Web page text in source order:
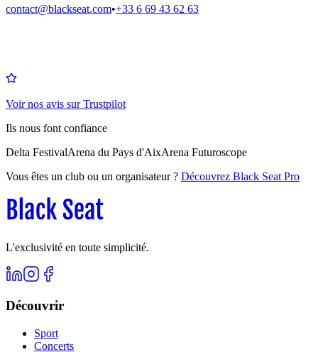
contact@blackseat.com•+33 6 69 43 62 63
Voir nos avis sur Trustpilot
Ils nous font confiance
Delta FestivalArena du Pays d'AixArena Futuroscope
Vous êtes un club ou un organisateur ? Découvrez Black Seat Pro
L'exclusivité en toute simplicité.
Découvrir
Sport
Concerts